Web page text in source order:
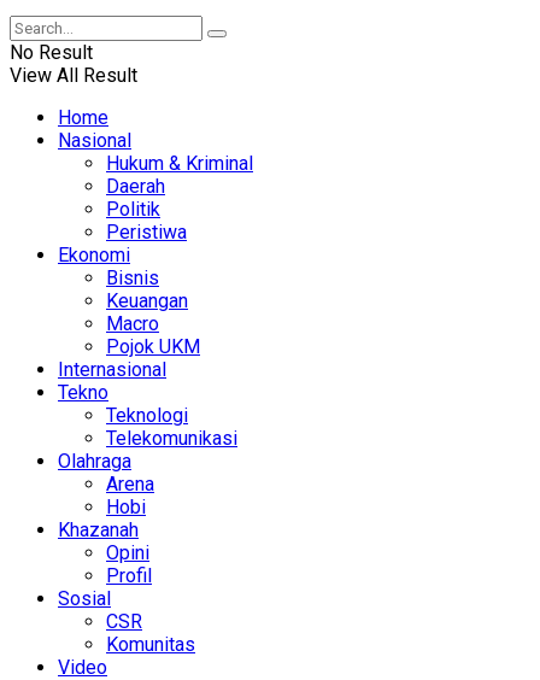
No Result
View All Result
Home
Nasional
Hukum & Kriminal
Daerah
Politik
Peristiwa
Ekonomi
Bisnis
Keuangan
Macro
Pojok UKM
Internasional
Tekno
Teknologi
Telekomunikasi
Olahraga
Arena
Hobi
Khazanah
Opini
Profil
Sosial
CSR
Komunitas
Video